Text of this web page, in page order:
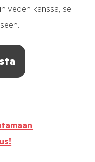
veden kanssa, se